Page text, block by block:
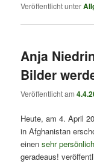
Veröffentlicht unter
Anja
Bilder
Veröffentlicht am
Heute, am 4. April
in Afghanistan
einensehr
geradeaus!